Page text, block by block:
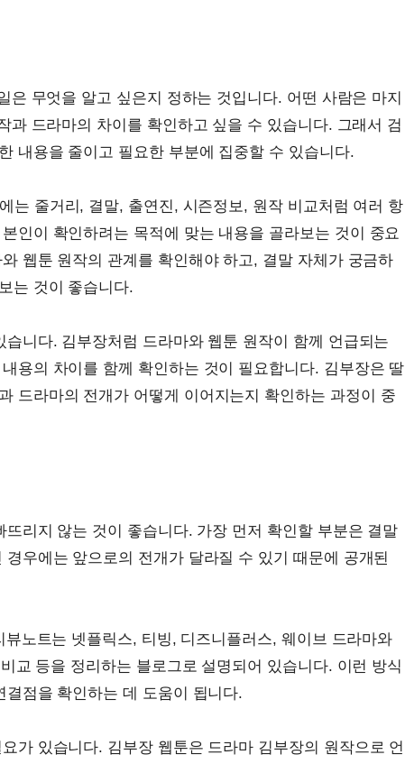
은 무엇을 알고 싶은지 정하는 것입니다. 어떤 사람은 마지
드라마의 차이를 확인하고 싶을 수 있습니다. 그래서 검
내용을 줄이고 필요한 부분에 집중할 수 있습니다.
는 줄거리, 결말, 출연진, 시즌정보, 원작 비교처럼 여러 항
인이 확인하려는 목적에 맞는 내용을 골라보는 것이 중요
웹툰 원작의 관계를 확인해야 하고, 결말 자체가 궁금하
는 것이 좋습니다.
니다. 김부장처럼 드라마와 웹툰 원작이 함께 언급되는
용의 차이를 함께 확인하는 것이 필요합니다. 김부장은 딸
드라마의 전개가 어떻게 이어지는지 확인하는 과정이 중
리지 않는 것이 좋습니다. 가장 먼저 확인할 부분은 결말
우에는 앞으로의 전개가 달라질 수 있기 때문에 공개된
노트는 넷플릭스, 티빙, 디즈니플러스, 웨이브 드라마와
교 등을 정리하는 블로그로 설명되어 있습니다. 이런 방식
점을 확인하는 데 도움이 됩니다.
가 있습니다. 김부장 웹툰은 드라마 김부장의 원작으로 언